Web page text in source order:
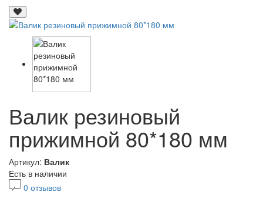
Валик резиновый
прижимной 80*180 мм
Артикул: Валик
Есть в наличии
0 отзывов